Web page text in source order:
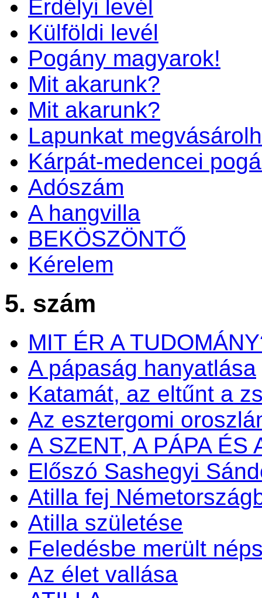
Erdélyi levél
Külföldi levél
Pogány magyarok!
Mit akarunk?
Mit akarunk?
Lapunkat
Kárpát-medencei
Adószám
A hangvilla
BEKÖSZÖNTŐ
Kérelem
5. szám
MIT ÉR A
A pápaság hanyatlása
Katamát, az eltűnt a
Az esztergomi
A SZENT, A PÁPA ÉS
Előszó Sashegyi
Atilla fej
Atilla születése
Feledésbe merült
Az élet vallása